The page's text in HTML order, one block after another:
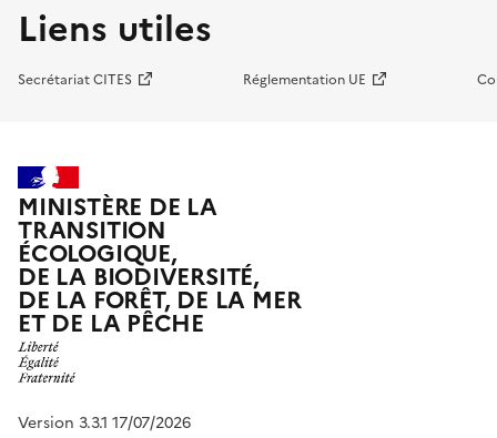
Liens utiles
Secrétariat CITES Réglementation UE
MINISTÈRE DE LA
TRANSITION
ÉCOLOGIQUE,
DE LA BIODIVERSITÉ,
DE LA FORÊT, DE LA MER
ET DE LA PÊCHE
Version 3.3.1 17/07/2026